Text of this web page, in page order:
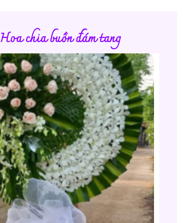
Hoa chia buồn đám tang